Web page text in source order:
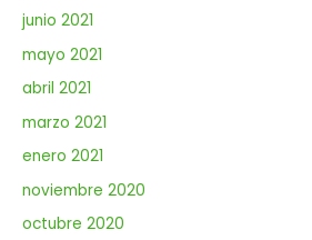
junio 2021
mayo 2021
abril 2021
marzo 2021
enero 2021
noviembre 2020
octubre 2020